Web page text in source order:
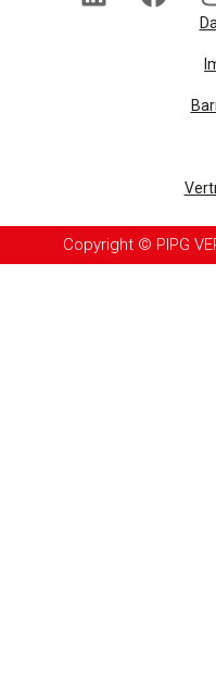
Copyright © PIPG